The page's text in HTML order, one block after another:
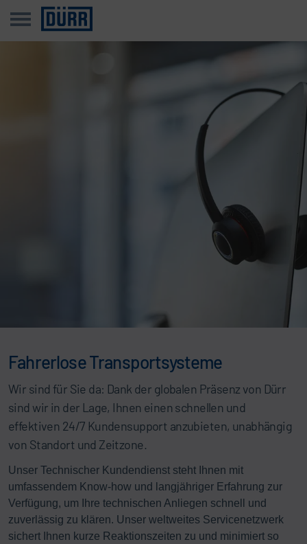
Fahrerlose Transportsysteme
Wir sind für Sie da: Dank der globalen Präsenz von Dürr
sind wir in der Lage, Ihnen einen schnellen und
effektiven 24/7 Kundensupport anzubieten, unabhängig
von Standort und Zeitzone.
Unser Technischer Kundendienst steht Ihnen mit
umfassendem Know-how und langjähriger Erfahrung zur
Verfügung, um Ihre technischen Anliegen schnell und
zuverlässig zu klären. Unser weltweites Servicenetzwerk
sichert Ihnen kurze Reaktionszeiten zu und minimiert so